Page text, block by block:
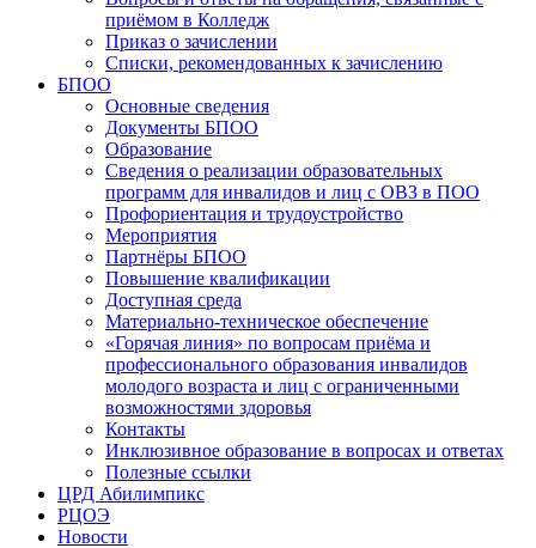
приёмом в Колледж
Приказ о зачислении
Списки, рекомендованных к зачислению
БПОО
Основные сведения
Документы БПОО
Образование
Сведения о реализации образовательных
программ для инвалидов и лиц с ОВЗ в ПОО
Профориентация и трудоустройство
Мероприятия
Партнёры БПОО
Повышение квалификации
Доступная среда
Материально-техническое обеспечение
«Горячая линия» по вопросам приёма и
профессионального образования инвалидов
молодого возраста и лиц с ограниченными
возможностями здоровья
Контакты
Инклюзивное образование в вопросах и ответах
Полезные ссылки
ЦРД Абилимпикс
РЦОЭ
Новости